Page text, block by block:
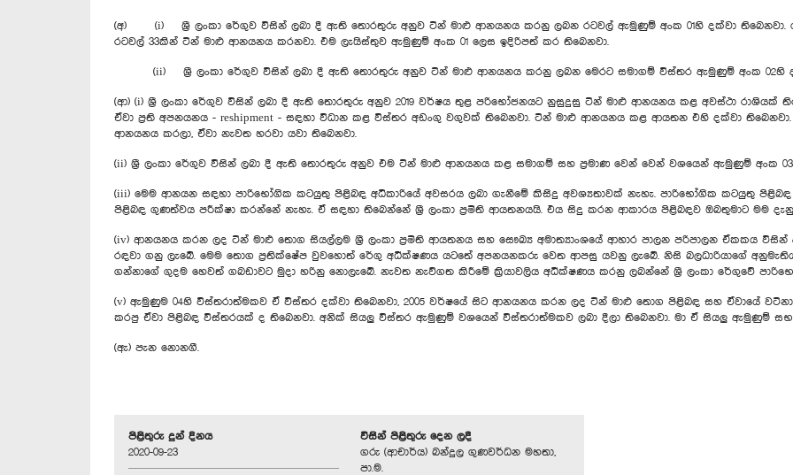
(අ) (i) ශ්‍රී ලංකා රේගුව විසින් ලබා දී ඇති තොරතුරු අනුව ටින් මාළු ආනයනය කරනු ලබන රටවල් ඇමුණුම් අංක 01හි දක්වා තිබෙනවා.
රටවල් 33කින් ටින් මාළු ආනයනය කරනවා. එම ලැයිස්තුව ඇමුණුම් අංක 01 ලෙස ඉදිරිපත් කර තිබෙනවා.
(ii) ශ්‍රී ලංකා රේගුව විසින් ලබා දී ඇති තොරතුරු අනුව ටින් මාළු ආනයනය කරනු ලබන මෙරට සමාගම් විස්තර ඇමුණුම් අංක 02හි
(ආ) (i) ශ්‍රී ලංකා රේගුව විසින් ලබා දී ඇති තොරතුරු අනුව 2019 වර්ෂය තුළ පරිභෝජනයට නුසුදුසු ටින් මාළු ආනයනය කළ අවස්ථා රාශියක්
ඒවා ප්‍රති අපනයනය - reshipment - සඳහා විධාන කළ විස්තර අඩංගු වගුවක් තිබෙනවා. ටින් මාළු ආනයනය කළ ආයතන එහි දක්වා
ආනයනය කරලා, ඒවා නැවත හරවා යවා තිබෙනවා.
(ii) ශ්‍රී ලංකා රේගුව විසින් ලබා දී ඇති තොරතුරු අනුව එම ටින් මාළු ආනයනය කළ සමාගම් සහ ප්‍රමාණ වෙන් වෙන් වශයෙන් ඇමුණුම් අංක
(iii) මෙම ආනයන සඳහා පාරිභෝගික කටයුතු පිළිබඳ අධිකාරියේ අවසරය ලබා ගැනීමේ කිසිදු අවශ්‍යතාවක් නැහැ. පාරිභෝගික කටයුතු පිළිබඳ
පිළිබඳ ගුණත්වය පරීක්ෂා කරන්නේ නැහැ. ඒ සඳහා තිබෙන්නේ ශ්‍රී ලංකා ප්‍රමිති ආයතනයයි. එය සිදු කරන ආකාරය පිළිබඳව ඔබතුමාට මම
(iv) ආනයනය කරන ලද ටින් මාළු තොග සියල්ලම ශ්‍රී ලංකා ප්‍රමිති ආයතනය සහ සෞඛ්‍ය අමාත්‍යාංශයේ ආහාර පාලන පරිපාලන ඒකකය
රඳවා ගනු ලැබේ. මෙම තොග ප්‍රතික්ෂේප වුවහොත් රේගු අධීක්ෂණය යටතේ අපනයනකරු වෙත ආපසු යවනු ලැබේ. නිසි බලධාරියාගේ
ගන්නාගේ ගුදම හෙවත් ගබඩාවට මුදා හරිනු නොලැබේ. නැවත නැව්ගත කිරීමේ ක්‍රියාවලිය අධීක්ෂණය කරනු ලබන්නේ ශ්‍රී ලංකා රේගුවේ
(v) ඇමුණුම 04හි විස්තරාත්මකව ඒ විස්තර දක්වා තිබෙනවා, 2005 වර්ෂයේ සිට ආනයනය කරන ලද ටින් මාළු තොග පිළිබඳ සහ ඒවායේ
කරපු ඒවා පිළිබඳ විස්තරයක් ද තිබෙනවා. අනික් සියලු විස්තර ඇමුණුම් වශයෙන් විස්තරාත්මකව ලබා දීලා තිබෙනවා. මා ඒ සියලු ඇමුණුම්
(ඇ) පැන නොනගී.
පිළිතුරු දුන් දිනය
2020-09-23
විසින් පිළිතුරු දෙන ලදී
ගරු (ආචාර්ය) බන්දුල ගුණවර්ධන මහතා,
පා.ම.